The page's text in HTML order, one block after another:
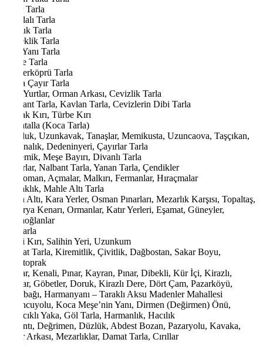
Gıcır Tarla
Damlalı Tarla
Dutluk Tarla
Böceklik Tarla
Bağ Yanı Tarla
Kilise Tarla
Kemerköprü Tarla
Alma Çayır Tarla
Eski Yurtlar, Orman Arkası, Cevizlik Tarla
Nalbant Tarla, Kavlan Tarla, Cevizlerin Dibi Tarla
Konak Kırı, Türbe Kırı
Gocatalla (Koca Tarla)
Turpluk, Uzunkavak, Tanaşlar, Memikusta, Uzuncaova, Taşçıkan,
Lahanalık, Dedeninyeri, Çayırlar Tarla
Çetlemik, Meşe Bayırı, Divanlı Tarla
Çayırlar, Nalbant Tarla, Yanan Tarla, Çendikler
Karaoman, Açmalar, Malkırı, Fermanlar, Hıraçmalar
Kavaklık, Mahle Altı Tarla
Yerin Altı, Kara Yerler, Osman Pınarları, Mezarlık Karşısı, Topaltaş,
Sakarya Kenarı, Ormanlar, Katır Yerleri, Eşamat, Güneyler,
Akçaoğlanlar
Adatarla
Cami Kırı, Salihin Yeri, Uzunkum
Damat Tarla, Kiremitlik, Çivitlik, Dağbostan, Sakar Boyu,
Karatoprak
Saklar, Kenali, Pınar, Kayran, Pınar, Dibekli, Kür İçi, Kirazlı,
Bağlar, Göbetler, Doruk, Kirazlı Dere, Dört Çam, Pazarköyü,
Yakabağı, Harmanyanı – Taraklı Aksu Madenler Mahallesi
Oduncuyolu, Koca Meşe’nin Yanı, Dirmen (Değirmen) Önü,
Kızılcıklı Yaka, Göl Tarla, Harmanlık, Hacılık
Aklantı, Değrimen, Düzlük, Abdest Bozan, Pazaryolu, Kavaka,
Evler Arkası, Mezarlıklar, Damat Tarla, Cırıllar